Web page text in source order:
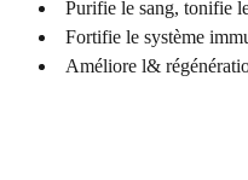
Purifie le sang, tonifie
Fortifie le système
Améliore l&